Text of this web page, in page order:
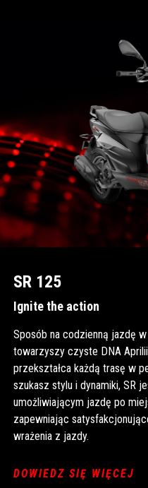
SR 125
Ignite the action
Sposób na codzienną jazdę
towarzyszy czyste DNA
przekształca każdą trasę w
szukasz stylu i dynamiki, SR
umożliwiającym jazdę po
zapewniając
wrażenia z jazdy.
DOWIEDZ SIĘ WIĘCEJ